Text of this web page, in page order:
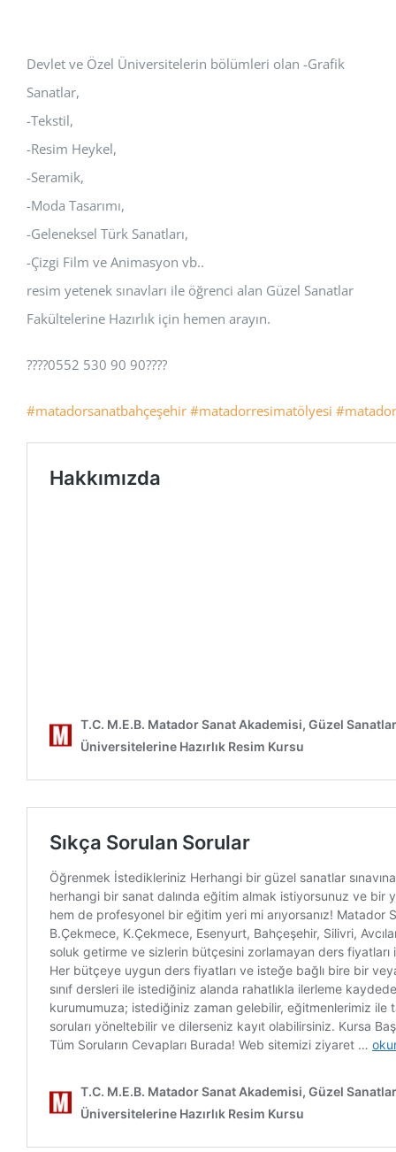
Devlet ve Özel Üniversitelerin bölümleri olan -Grafik
Sanatlar,
-Tekstil,
-Resim Heykel,
-Seramik,
-Moda Tasarımı,
-Geleneksel Türk Sanatları,
-Çizgi Film ve Animasyon vb..
resim yetenek sınavları ile öğrenci alan Güzel Sanatlar
Fakültelerine Hazırlık için hemen arayın.
????0552 530 90 90????
#matadorsanatbahçeşehir #matadorresimatölyesi